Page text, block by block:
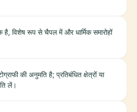
है, विशेष रूप से चैपल में और धार्मिक समारोहों
की अनुमति है; प्रतिबंधित क्षेत्रों या
लें।